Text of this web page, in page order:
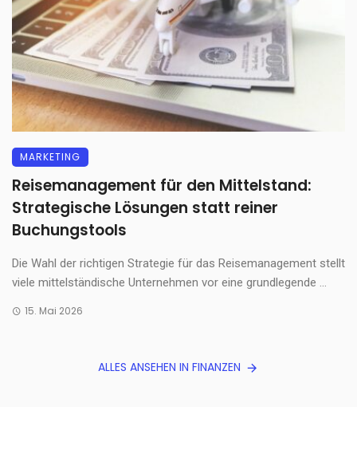
MARKETING
Reisemanagement für den Mittelstand:
Strategische Lösungen statt reiner
Buchungstools
Die Wahl der richtigen Strategie für das Reisemanagement stellt
viele mittelständische Unternehmen vor eine grundlegende ...
15. Mai 2026
ALLES ANSEHEN IN FINANZEN